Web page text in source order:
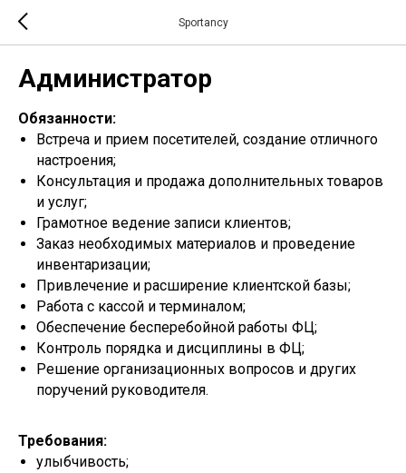
Sportancy
Администратор
Обязанности:
Встреча и прием посетителей, создание отличного
настроения;
Консультация и продажа дополнительных товаров
и услуг;
Грамотное ведение записи клиентов;
Заказ необходимых материалов и проведение
инвентаризации;
Привлечение и расширение клиентской базы;
Работа с кассой и терминалом;
Обеспечение бесперебойной работы ФЦ;
Контроль порядка и дисциплины в ФЦ;
Решение организационных вопросов и других
поручений руководителя.
Требования:
улыбчивость;